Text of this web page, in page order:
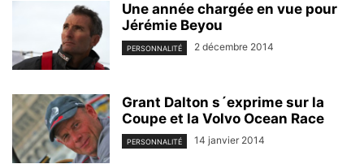
Une année chargée en vue pour
Jérémie Beyou
PERSONNALITÉ 2 décembre 2014
Grant Dalton s´exprime sur la
Coupe et la Volvo Ocean Race
PERSONNALITÉ 14 janvier 2014